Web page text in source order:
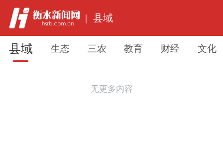
| 县域
县域 生态 三农 教育 财经 文化
无更多内容